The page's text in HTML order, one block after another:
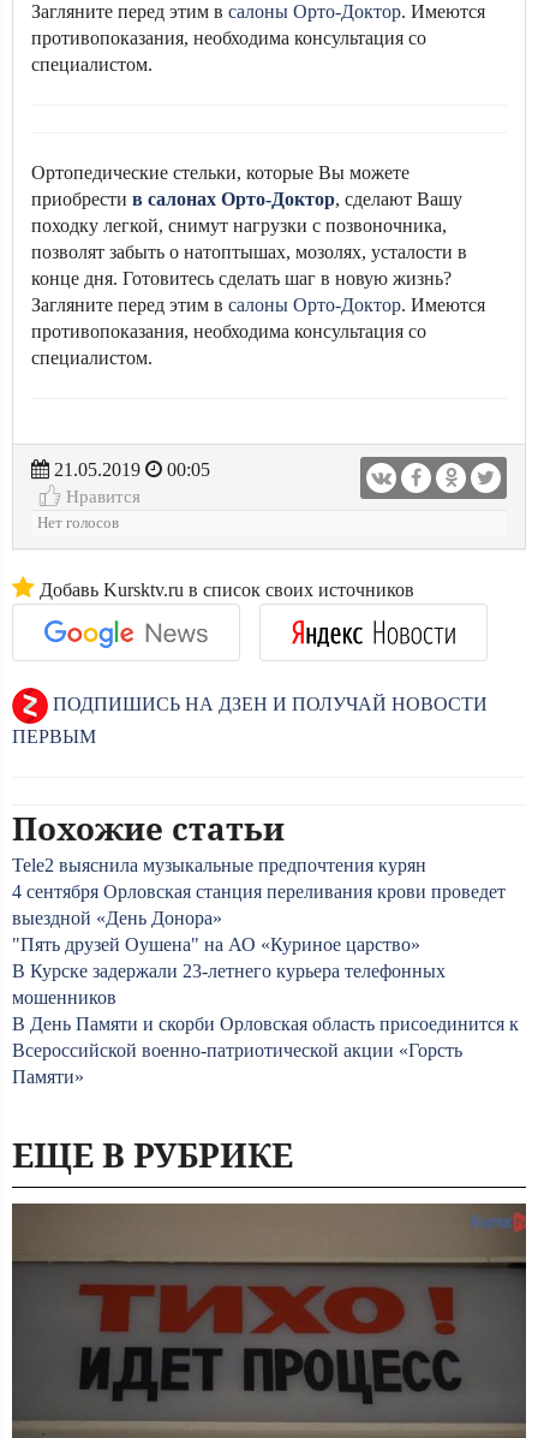
Загляните перед этим в салоны Орто-Доктор. Имеются
противопоказания, необходима консультация со
специалистом.
Ортопедические стельки, которые Вы можете
приобрести в салонах Орто-Доктор, сделают Вашу
походку легкой, снимут нагрузки с позвоночника,
позволят забыть о натоптышах, мозолях, усталости в
конце дня. Готовитесь сделать шаг в новую жизнь?
Загляните перед этим в салоны Орто-Доктор. Имеются
противопоказания, необходима консультация со
специалистом.
21.05.2019
00:05
Нравится
Нет голосов
Добавь Kursktv.ru в список своих источников
ПОДПИШИСЬ НА ДЗЕН И ПОЛУЧАЙ НОВОСТИ
ПЕРВЫМ
Похожие статьи
Tele2 выяснила музыкальные предпочтения курян
4 сентября Орловская станция переливания крови проведет
выездной «День Донора»
"Пять друзей Оушена" на АО «Куриное царство»
В Курске задержали 23-летнего курьера телефонных
мошенников
В День Памяти и скорби Орловская область присоединится к
Всероссийской военно-патриотической акции «Горсть
Памяти»
ЕЩЕ В РУБРИКЕ